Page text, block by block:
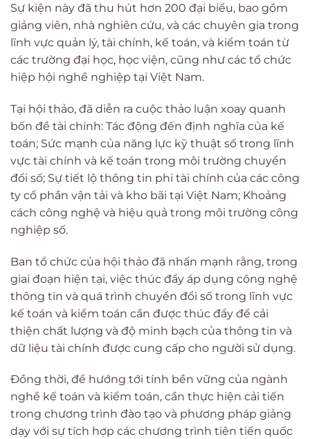
Sự kiện này đã thu hút hơn 200 đại biểu, bao gồm
giảng viên, nhà nghiên cứu, và các chuyên gia trong
lĩnh vực quản lý, tài chính, kế toán, và kiểm toán từ
các trường đại học, học viện, cũng như các tổ chức
hiệp hội nghề nghiệp tại Việt Nam.
Tại hội thảo, đã diễn ra cuộc thảo luận xoay quanh
bốn đề tài chính: Tác động đến định nghĩa của kế
toán; Sức mạnh của năng lực kỹ thuật số trong lĩnh
vực tài chính và kế toán trong môi trường chuyển
đổi số; Sự tiết lộ thông tin phi tài chính của các công
ty cổ phần vận tải và kho bãi tại Việt Nam; Khoảng
cách công nghệ và hiệu quả trong môi trường công
nghiệp số.
Ban tổ chức của hội thảo đã nhấn mạnh rằng, trong
giai đoạn hiện tại, việc thúc đẩy áp dụng công nghệ
thông tin và quá trình chuyển đổi số trong lĩnh vực
kế toán và kiểm toán cần được thúc đẩy để cải
thiện chất lượng và độ minh bạch của thông tin và
dữ liệu tài chính được cung cấp cho người sử dụng.
Đồng thời, để hướng tới tính bền vững của ngành
nghề kế toán và kiểm toán, cần thực hiện cải tiến
trong chương trình đào tạo và phương pháp giảng
dạy với sự tích hợp các chương trình tiên tiến quốc